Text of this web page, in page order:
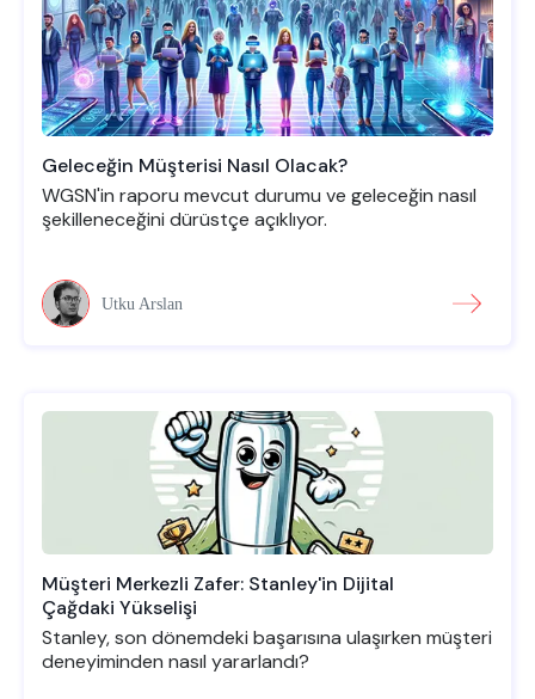
Geleceğin Müşterisi Nasıl Olacak?
WGSN'in raporu mevcut durumu ve geleceğin nasıl
şekilleneceğini dürüstçe açıklıyor.
Utku Arslan
Müşteri Merkezli Zafer: Stanley'in Dijital
Çağdaki Yükselişi
Stanley, son dönemdeki başarısına ulaşırken müşteri
deneyiminden nasıl yararlandı?